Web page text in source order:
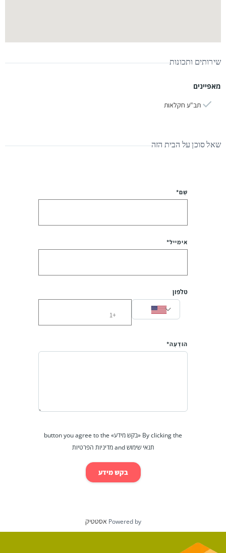
שירותים ותכונות
מאפיינים
תב"ע חקלאות
שאל סוכן על הבית הזה
שֵׁם*
אימייל*
טלפון
הוֹדָעָה*
By clicking the «בקש מידע» button you agree to the
תנאי שימוש and מדיניות הפרטיות
בקש מידע
Powered by אסטטיק